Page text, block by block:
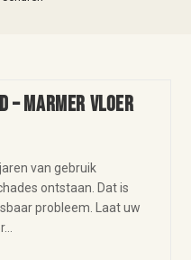
– marmer vloer
van gebruik
ontstaan. Dat is
probleem. Laat uw